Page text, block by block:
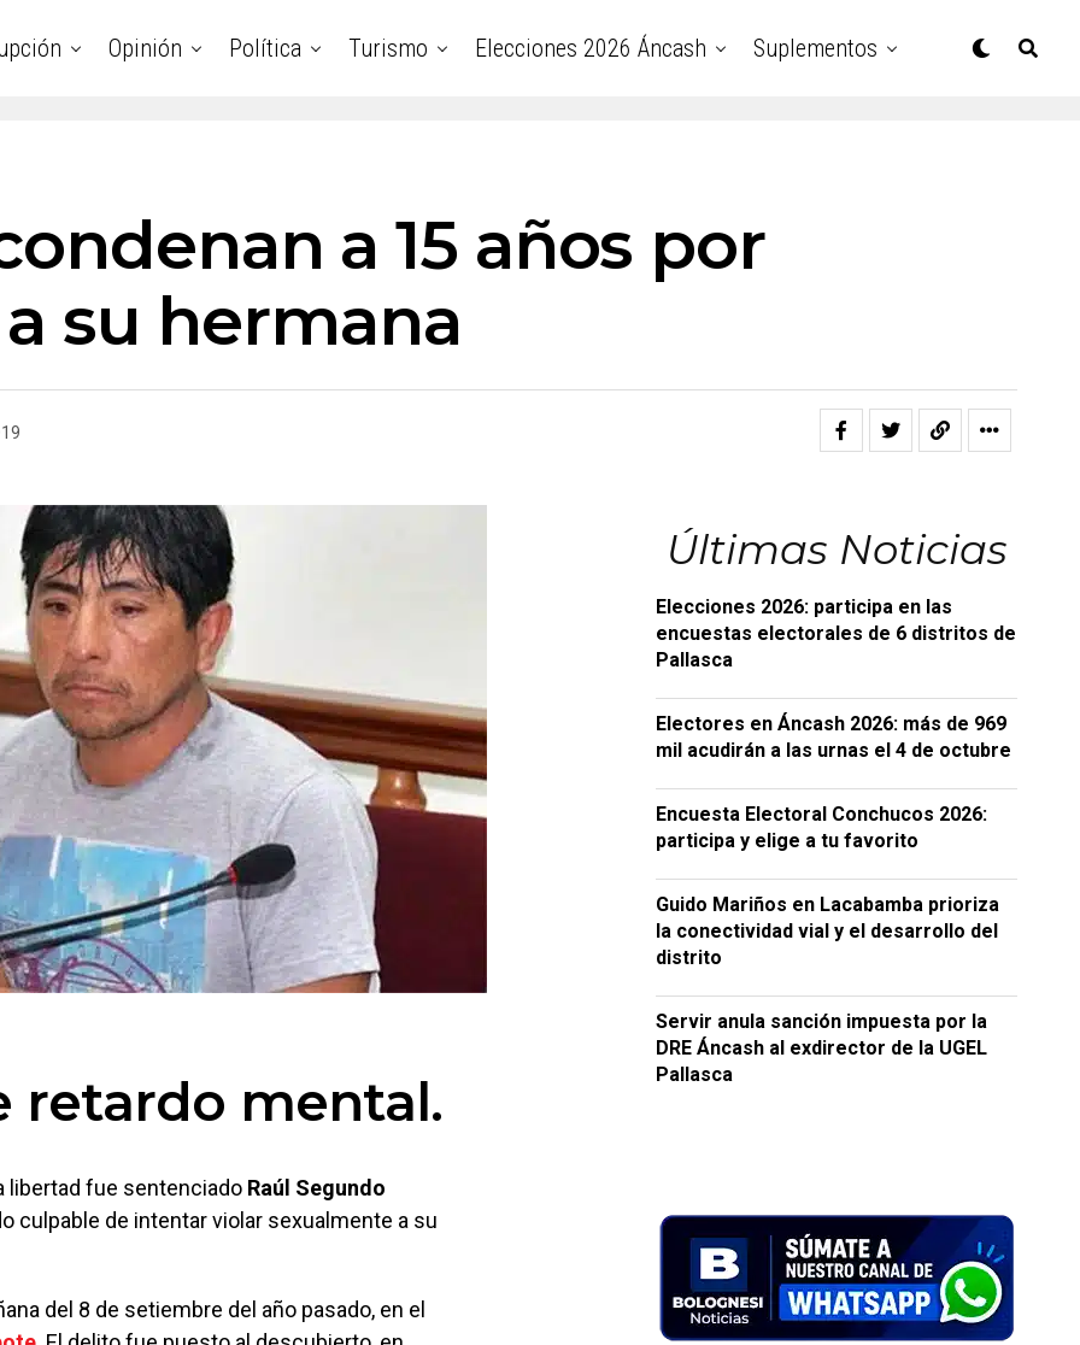
Opinión Política Turismo Elecciones 2026 Áncash Suplementos
a 15 años por
su hermana
retardo mental.
libertad fue sentenciado Raúl Segundo
culpable de intentar violar sexualmente a su
del 8 de setiembre del año pasado, en el
Últimas Noticias
Elecciones 2026: participa en las
encuestas electorales de 6 distritos de
Pallasca
Electores en Áncash 2026: más de 969
mil acudirán a las urnas el 4 de octubre
Encuesta Electoral Conchucos 2026:
participa y elige a tu favorito
Guido Mariños en Lacabamba prioriza
la conectividad vial y el desarrollo del
distrito
Servir anula sanción impuesta por la
DRE Áncash al exdirector de la UGEL
Pallasca